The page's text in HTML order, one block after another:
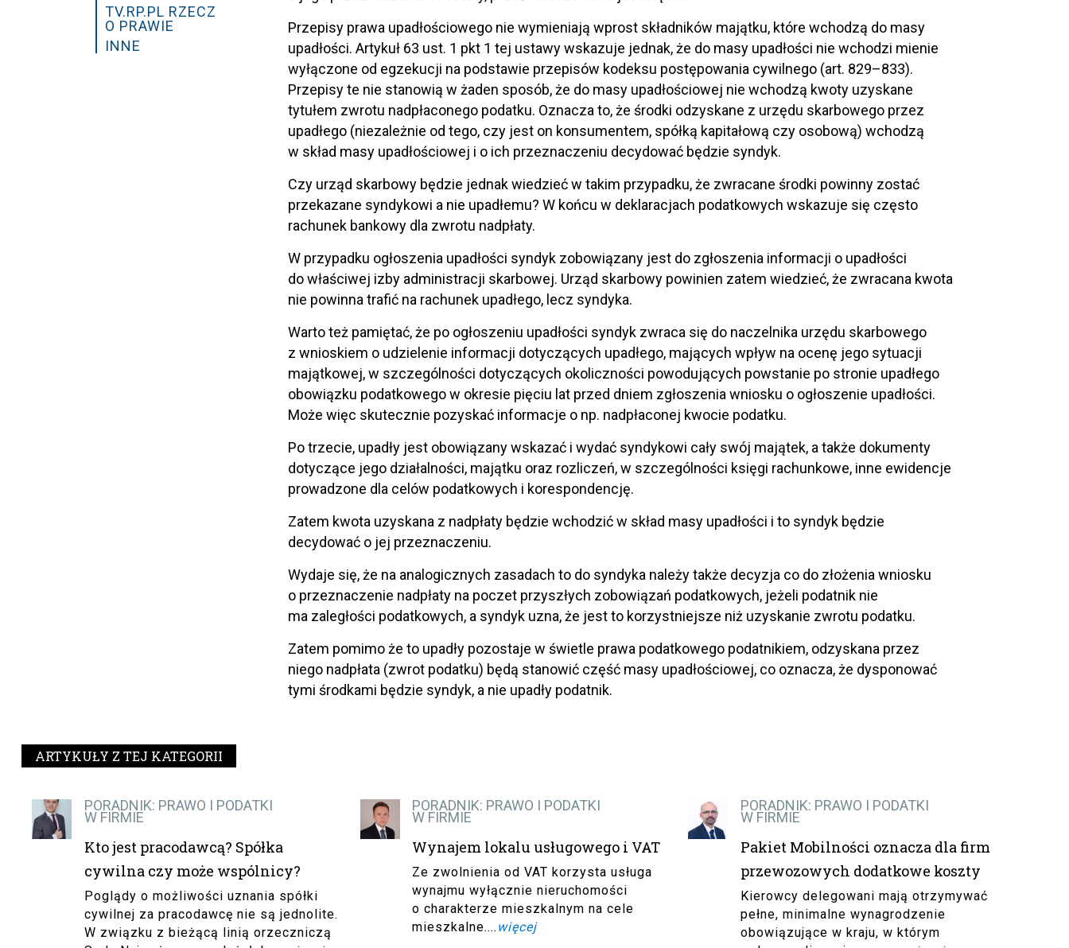
Przepisy prawa upadłościowego nie wymieniają wprost składników majątku, które wchodzą do masy
upadłości. Artykuł 63 ust. 1 pkt 1 tej ustawy wskazuje jednak, że do masy upadłości nie wchodzi mienie
wyłączone od egzekucji na podstawie przepisów kodeksu postępowania cywilnego (art. 829–833).
Przepisy te nie stanowią w żaden sposób, że do masy upadłościowej nie wchodzą kwoty uzyskane
tytułem zwrotu nadpłaconego podatku. Oznacza to, że środki odzyskane z urzędu skarbowego przez
upadłego (niezależnie od tego, czy jest on konsumentem, spółką kapitałową czy osobową) wchodzą
w skład masy upadłościowej i o ich przeznaczeniu decydować będzie syndyk.
Czy urząd skarbowy będzie jednak wiedzieć w takim przypadku, że zwracane środki powinny zostać
przekazane syndykowi a nie upadłemu? W końcu w deklaracjach podatkowych wskazuje się często
rachunek bankowy dla zwrotu nadpłaty.
W przypadku ogłoszenia upadłości syndyk zobowiązany jest do zgłoszenia informacji o upadłości
do właściwej izby administracji skarbowej. Urząd skarbowy powinien zatem wiedzieć, że zwracana kwota
nie powinna trafić na rachunek upadłego, lecz syndyka.
Warto też pamiętać, że po ogłoszeniu upadłości syndyk zwraca się do naczelnika urzędu skarbowego
z wnioskiem o udzielenie informacji dotyczących upadłego, mających wpływ na ocenę jego sytuacji
majątkowej, w szczególności dotyczących okoliczności powodujących powstanie po stronie upadłego
obowiązku podatkowego w okresie pięciu lat przed dniem zgłoszenia wniosku o ogłoszenie upadłości.
Może więc skutecznie pozyskać informacje o np. nadpłaconej kwocie podatku.
Po trzecie, upadły jest obowiązany wskazać i wydać syndykowi cały swój majątek, a także dokumenty
dotyczące jego działalności, majątku oraz rozliczeń, w szczególności księgi rachunkowe, inne ewidencje
prowadzone dla celów podatkowych i korespondencję.
Zatem kwota uzyskana z nadpłaty będzie wchodzić w skład masy upadłości i to syndyk będzie
decydować o jej przeznaczeniu.
Wydaje się, że na analogicznych zasadach to do syndyka należy także decyzja co do złożenia wniosku
o przeznaczenie nadpłaty na poczet przyszłych zobowiązań podatkowych, jeżeli podatnik nie
ma zaległości podatkowych, a syndyk uzna, że jest to korzystniejsze niż uzyskanie zwrotu podatku.
Zatem pomimo że to upadły pozostaje w świetle prawa podatkowego podatnikiem, odzyskana przez
niego nadpłata (zwrot podatku) będą stanowić część masy upadłościowej, co oznacza, że dysponować
tymi środkami będzie syndyk, a nie upadły podatnik.
TV.RP.PL RZECZ
O PRAWIE
INNE
ARTYKUŁY Z TEJ KATEGORII
PORADNIK: PRAWO I PODATKI
W FIRMIE
Kto jest pracodawcą? Spółka
cywilna czy może wspólnicy?
Poglądy o możliwości uznania spółki
cywilnej za pracodawcę nie są jednolite.
W związku z bieżącą linią orzeczniczą
PORADNIK: PRAWO I PODATKI
W FIRMIE
Wynajem lokalu usługowego i VAT
Ze zwolnienia od VAT korzysta usługa
wynajmu wyłącznie nieruchomości
o charakterze mieszkalnym na cele
mieszkalne.... więcej
PORADNIK: PRAWO I PODATKI
W FIRMIE
Pakiet Mobilności oznacza dla firm
przewozowych dodatkowe koszty
Kierowcy delegowani mają otrzymywać
pełne, minimalne wynagrodzenie
obowiązujące w kraju, w którym